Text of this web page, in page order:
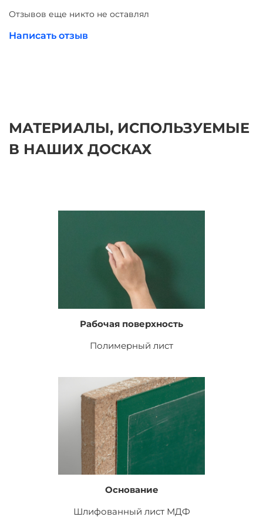
Отзывов еще никто не оставлял
Написать отзыв
МАТЕРИАЛЫ, ИСПОЛЬЗУЕМЫЕ
В НАШИХ ДОСКАХ
Рабочая поверхность
Полимерный лист
Основание
Шлифованный лист МДФ